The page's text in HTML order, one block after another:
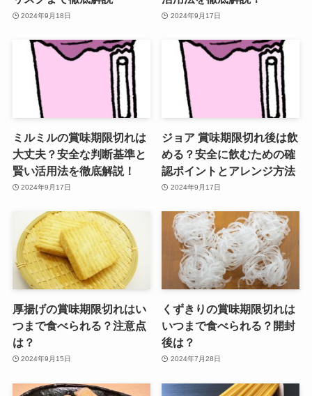
2024年9月18日 2024年9月17日
ミルミルの賞味期限切れは
大丈夫？安全な判断基準と
賢い活用法を徹底解説！
2024年9月17日
ジョア 賞味期限切れ後は飲
める？安全に飲むための確
認ポイントとアレンジ方法
2024年9月17日
厚揚げの賞味期限切れはい
つまで食べられる？注意点
は？
2024年9月15日
くずきりの賞味期限切れは
いつまで食べられる？開封
後は？
2024年7月28日